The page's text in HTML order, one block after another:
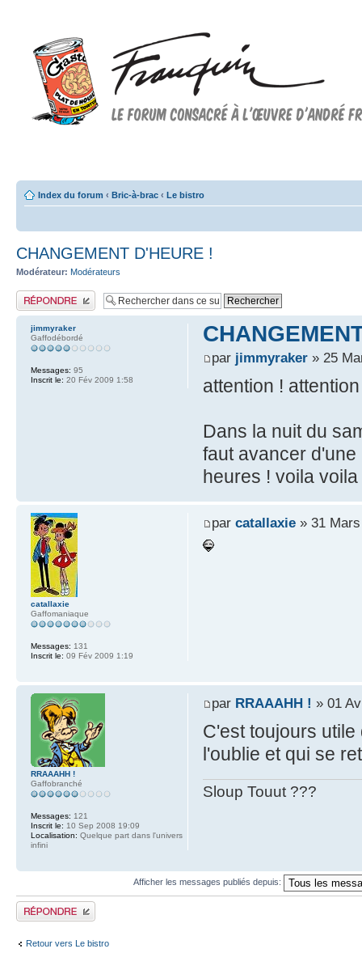
Index du forum ‹ Bric-à-brac ‹ Le bistro
CHANGEMENT D'HEURE !
Modérateur: Modérateurs
Publier une réponse
par jimmyraker» 25
attention !
Dans la nuit du
faut avancer
heures ! voila
jimmyraker
Gaffodébordé
Messages: 95
Inscrit le: 20 Fév 2009 1:58
par catallaxie» 31 Mars
catallaxie
Gaffomaniaque
Messages: 131
Inscrit le: 09 Fév 2009 1:19
par RRAAAHH ! » 01
C'est toujours
l'oublie et qui se
Sloup Touut ???
RRAAAHH !
Gaffobranché
Messages: 121
Inscrit le: 10 Sep 2008 19:09
Localisation: Quelque part dans l'univers
infini
Afficher les messages publiés depuis:
Publier une réponse
Retour vers Le bistro